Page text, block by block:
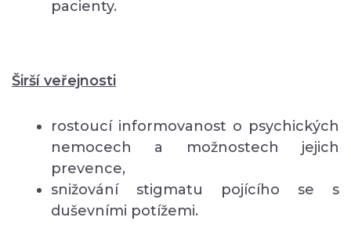
pacienty.
Širší veřejnosti
rostoucí informovanost o psychických
nemocech a možnostech jejich
prevence,
snižování stigmatu pojícího se s
duševními potížemi.